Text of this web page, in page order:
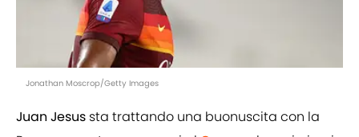
Jonathan Moscrop/Getty Images
Juan Jesus sta trattando una buonuscita con la